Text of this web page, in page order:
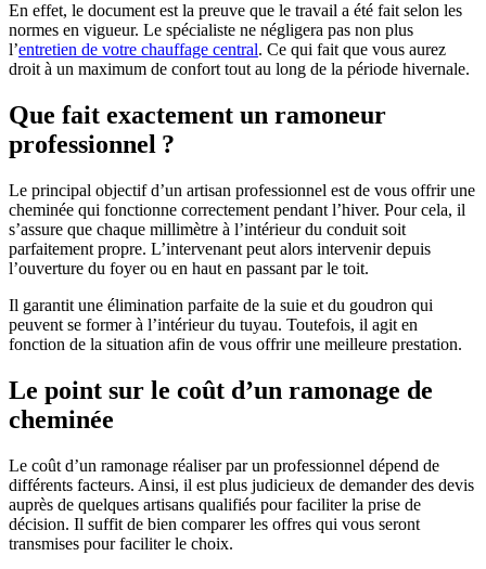
En effet, le document est la preuve que le travail a été fait selon les
normes en vigueur. Le spécialiste ne négligera pas non plus
l’entretien de votre chauffage central. Ce qui fait que vous aurez
droit à un maximum de confort tout au long de la période hivernale.
Que fait exactement un ramoneur
professionnel ?
Le principal objectif d’un artisan professionnel est de vous offrir une
cheminée qui fonctionne correctement pendant l’hiver. Pour cela, il
s’assure que chaque millimètre à l’intérieur du conduit soit
parfaitement propre. L’intervenant peut alors intervenir depuis
l’ouverture du foyer ou en haut en passant par le toit.
Il garantit une élimination parfaite de la suie et du goudron qui
peuvent se former à l’intérieur du tuyau. Toutefois, il agit en
fonction de la situation afin de vous offrir une meilleure prestation.
Le point sur le coût d’un ramonage de
cheminée
Le coût d’un ramonage réaliser par un professionnel dépend de
différents facteurs. Ainsi, il est plus judicieux de demander des devis
auprès de quelques artisans qualifiés pour faciliter la prise de
décision. Il suffit de bien comparer les offres qui vous seront
transmises pour faciliter le choix.